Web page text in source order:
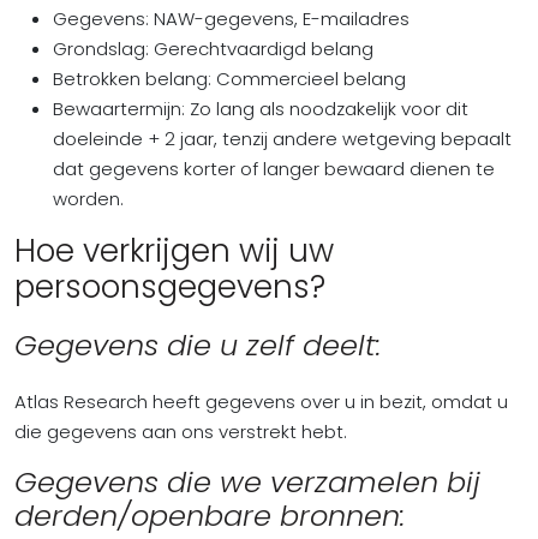
Gegevens: NAW-gegevens, E-mailadres
Grondslag: Gerechtvaardigd belang
Betrokken belang: Commercieel belang
Bewaartermijn: Zo lang als noodzakelijk voor dit
doeleinde + 2 jaar, tenzij andere wetgeving bepaalt
dat gegevens korter of langer bewaard dienen te
worden.
Hoe verkrijgen wij uw
persoonsgegevens?
Gegevens die u zelf deelt:
Atlas Research heeft gegevens over u in bezit, omdat u
die gegevens aan ons verstrekt hebt.
Gegevens die we verzamelen bij
derden/openbare bronnen: